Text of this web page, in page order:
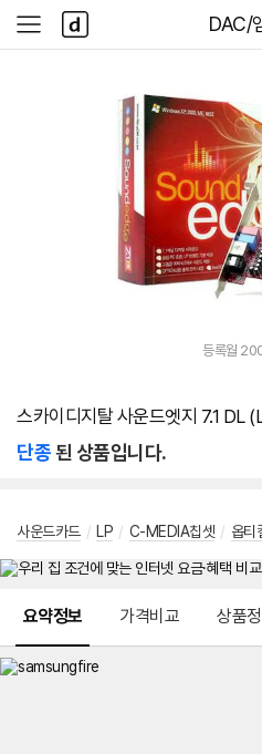
다나와
DAC/
사
이
다
나
와
등록월
스카이디지탈 사운드엣지 7.1 DL
단종된 상품입니다.
사운드카드 / LP / C-MEDIA칩셋 / 옵티
요약정보 가격비교 상품